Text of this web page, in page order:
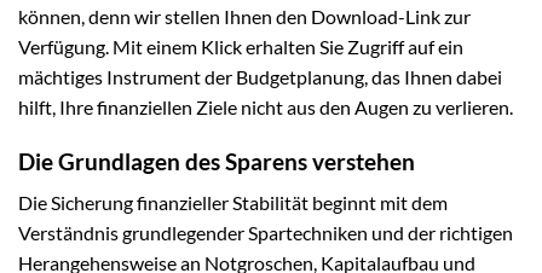
können, denn wir stellen Ihnen den Download-Link zur
Verfügung. Mit einem Klick erhalten Sie Zugriff auf ein
mächtiges Instrument der Budgetplanung, das Ihnen dabei
hilft, Ihre finanziellen Ziele nicht aus den Augen zu verlieren.
Die Grundlagen des Sparens verstehen
Die Sicherung finanzieller Stabilität beginnt mit dem
Verständnis grundlegender Spartechniken und der richtigen
Herangehensweise an Notgroschen, Kapitalaufbau und